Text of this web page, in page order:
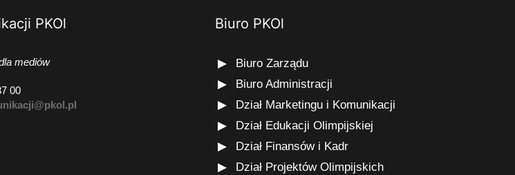
PKOl
mediów
00
Biuro PKOl
Biuro Zarządu
Biuro Administracji
Dział Marketingu i Komunikacji
Dział Edukacji Olimpijskiej
Dział Finansów i Kadr
Dział Projektów Olimpijskich